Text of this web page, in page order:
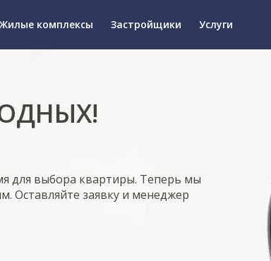
Жилые комплексы Застройщики Услуги
для выбора квартиры. Теперь мы
Оставляйте заявку и менеджер